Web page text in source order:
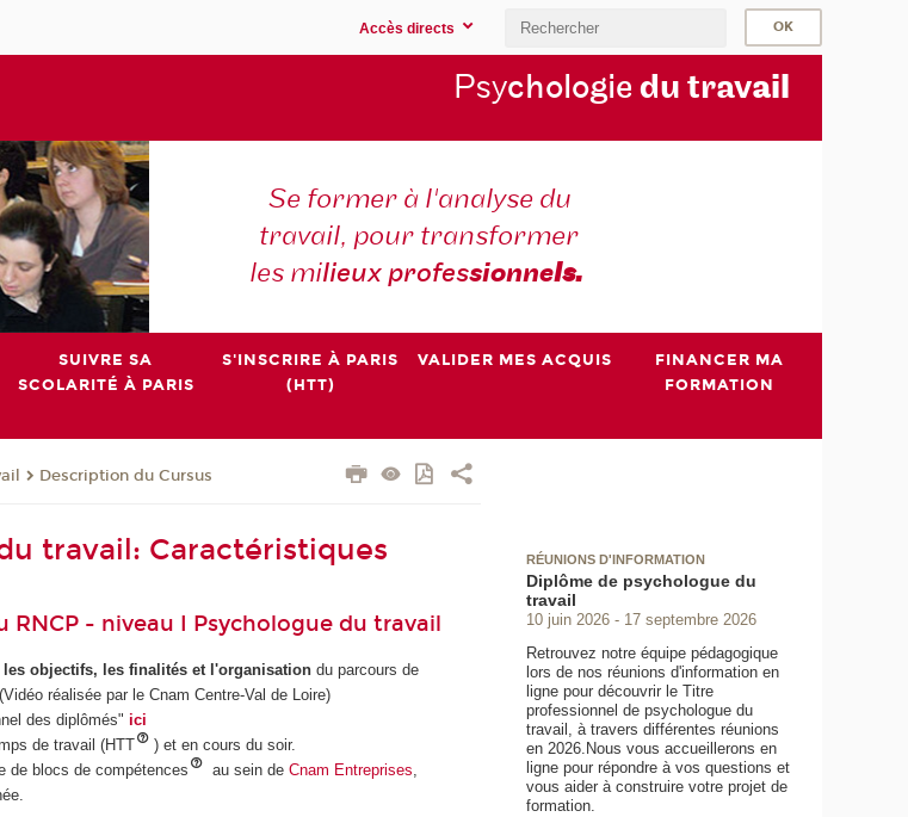
Accès directs
Psychologie du travail
Se former à l'analyse du
travail, pour transformer
les milieux professionnels.
SUIVRE SA
SCOLARITÉ À PARIS
S'INSCRIRE À PARIS
(HTT)
VALIDER MES ACQUIS
FINANCER MA
FORMATION
Description du Cursus
travail: Caractéristiques
- niveau I Psychologue du travail
les objectifs, les finalités et l'organisation du parcours de
Vidéo réalisée par le Cnam Centre-Val de Loire)
des diplômés" ici
de travail (HTT
) et en cours du soir.
de blocs de compétences
au sein de Cnam Entreprises,
RÉUNIONS D'INFORMATION
Diplôme de psychologue du
travail
10 juin 2026
17 septembre 2026
Retrouvez notre équipe pédagogique
lors de nos réunions d'information en
ligne pour découvrir le Titre
professionnel de psychologue du
travail, à travers différentes réunions
en 2026.Nous vous accueillerons en
ligne pour répondre à vos questions et
vous aider à construire votre projet de
formation.